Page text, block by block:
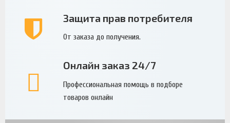
Защита прав потребителя
От заказа до получения.
Онлайн заказ 24/7
Профессиональная помощь в подборе
товаров онлайн